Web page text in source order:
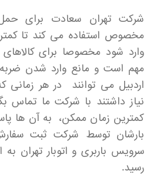
شرکت تهران سعادت برای
مخصوص استفاده می کند تا
وارد شود مخصوصا برای
مهم است و مانع وارد شدن
اردبیل می توانند در هر زمانی
نیاز داشتند با شرکت ما تماس
کمترین زمان ممکن، به آن ها
بارشان توسط شرکت ثبت
سرویس باربری و اتوبار تهران
رسید.